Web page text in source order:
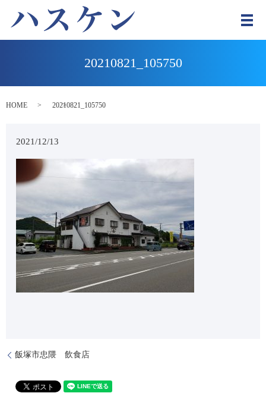
メ
20210821_105750
HOME 20210821_105750
2021/12/13
飯塚市忠隈 飲食店